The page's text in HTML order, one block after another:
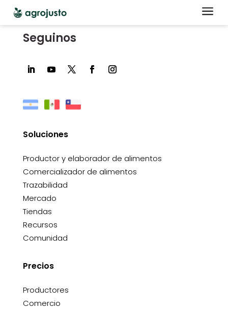
a
Seguinos
Soluciones
Productor y elaborador de alimentos
Comercializador de alimentos
Trazabilidad
Mercado
Tiendas
Recursos
Comunidad
Precios
Productores
Comercio